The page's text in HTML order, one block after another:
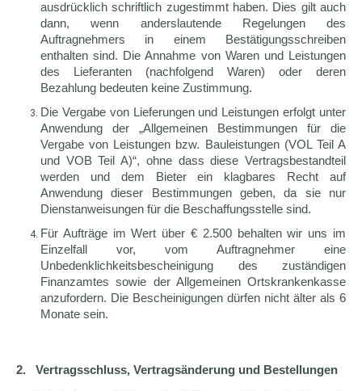
ausdrücklich schriftlich zugestimmt haben. Dies gilt auch
dann, wenn anderslautende Regelungen des
Auftragnehmers in einem Bestätigungsschreiben
enthalten sind. Die Annahme von Waren und Leistungen
des Lieferanten (nachfolgend Waren) oder deren
Bezahlung bedeuten keine Zustimmung.
Die Vergabe von Lieferungen und Leistungen erfolgt unter
Anwendung der „Allgemeinen Bestimmungen für die
Vergabe von Leistungen bzw. Bauleistungen (VOL Teil A
und VOB Teil A)“, ohne dass diese Vertragsbestandteil
werden und dem Bieter ein klagbares Recht auf
Anwendung dieser Bestimmungen geben, da sie nur
Dienstanweisungen für die Beschaffungsstelle sind.
Für Aufträge im Wert über € 2.500 behalten wir uns im
Einzelfall vor, vom Auftragnehmer eine
Unbedenklichkeitsbescheinigung des zuständigen
Finanzamtes sowie der Allgemeinen Ortskrankenkasse
anzufordern. Die Bescheinigungen dürfen nicht älter als 6
Monate sein.
2. Vertragsschluss, Vertragsänderung und Bestellungen